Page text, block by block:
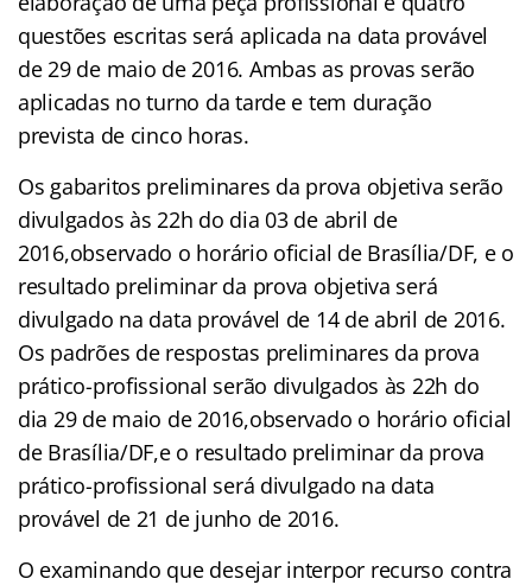
questões escritas será aplicada na data provável
de 29 de maio de 2016. Ambas as provas serão
aplicadas no turno da tarde e tem duração
prevista de cinco horas.
Os gabaritos preliminares da prova objetiva serão
divulgados às 22h do dia 03 de abril de
2016,observado o horário oficial de Brasília/DF, e o
resultado preliminar da prova objetiva será
divulgado na data provável de 14 de abril de 2016.
Os padrões de respostas preliminares da prova
prático-profissional serão divulgados às 22h do
dia 29 de maio de 2016,observado o horário oficial
de Brasília/DF,e o resultado preliminar da prova
prático-profissional será divulgado na data
provável de 21 de junho de 2016.
O examinando que desejar interpor recurso contra